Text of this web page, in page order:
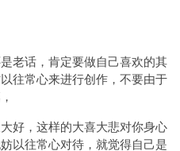
老话，肯定要做自己喜欢的其
往常心来进行创作，不要由于
好，这样的大喜大悲对你身心
以往常心对待，就觉得自己是